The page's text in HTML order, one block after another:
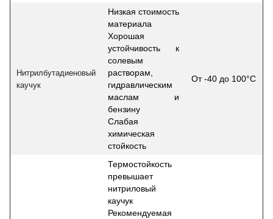
Нитрилбутадиеновый
каучук
Низкая стоимость
материала
Хорошая
устойчивость к
солевым
растворам,
гидравлическим
маслам и
бензину
Слабая
химическая
стойкость
От -40 до 100°С
Термостойкость
превышает
нитриловый
каучук
Рекомендуемая